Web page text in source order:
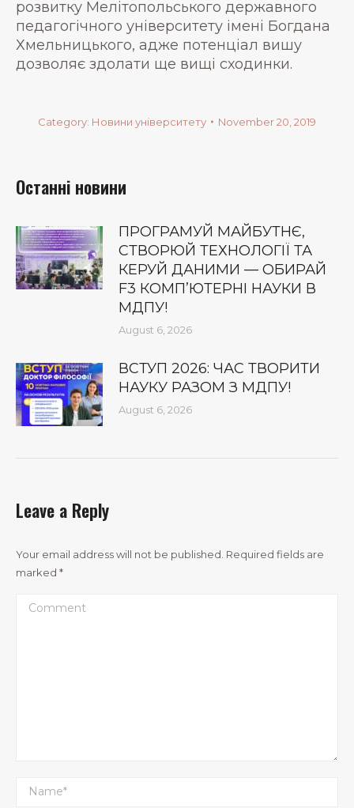
розвитку Мелітопольського державного
педагогічного університету імені Богдана
Хмельницького, адже потенціал вишу
дозволяє здолати ще вищі сходинки.
Category: Новини університету November 20, 2019
Останні новини
ПРОГРАМУЙ МАЙБУТНЄ,
СТВОРЮЙ ТЕХНОЛОГІЇ ТА
КЕРУЙ ДАНИМИ — ОБИРАЙ
F3 КОМП’ЮТЕРНІ НАУКИ В
МДПУ!
August 6, 2026
ВСТУП 2026: ЧАС ТВОРИТИ
НАУКУ РАЗОМ З МДПУ!
August 6, 2026
Leave a Reply
Your email address will not be published. Required fields are
marked *
Comment
Name *